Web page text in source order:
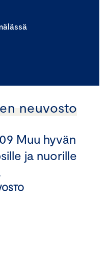
neuvosto
Muu hyvän
ja nuorille